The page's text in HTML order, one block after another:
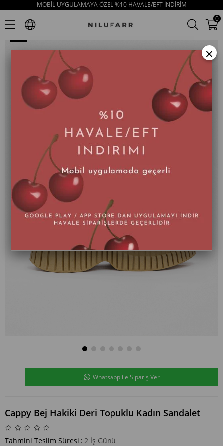
MOBİL UYGULAMAYA ÖZEL %10 HAVALE/EFT İNDİRİM
0
Cappy Bej Hakiki Deri Topuklu Kadın Sandalet
Whatsapp ile Sipariş Ver
Cappy Bej Hakiki Deri Topuklu Kadın Sandalet
Tahmini Teslim Süresi : 2 İş Günü
×